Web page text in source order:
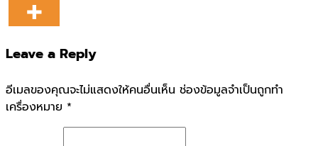
Leave a Reply
อีเมลของคุณจะไม่แสดงให้คนอื่นเห็น ช่องข้อมูลจำเป็นถูกทำ
เครื่องหมาย *